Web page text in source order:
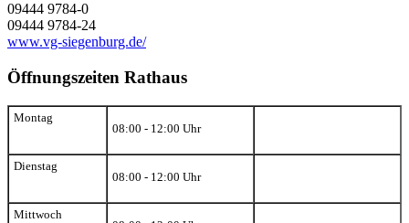
09444 9784-0
09444 9784-24
www.vg-siegenburg.de/
Öffnungszeiten Rathaus
Montag
08:00 - 12:00 Uhr
Dienstag
08:00 - 12:00 Uhr
Mittwoch